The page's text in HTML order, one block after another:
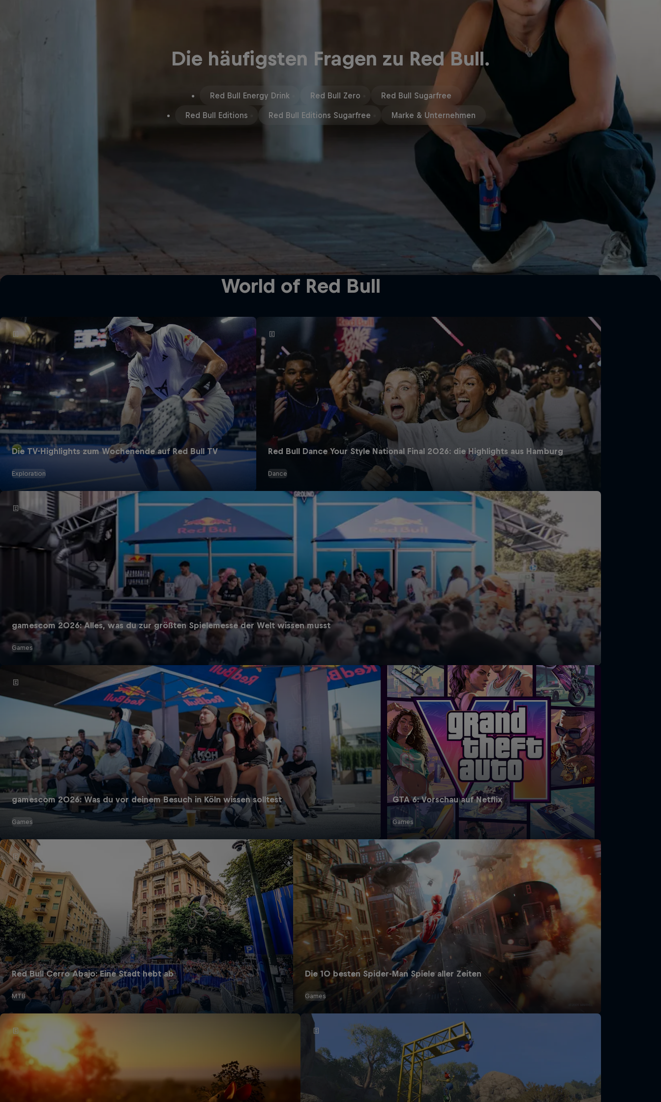
Die häufigsten Fragen zu Red Bull.
Red Bull Energy Drink Red Bull Zero Red Bull Sugarfree
Red Bull Editions Red Bull Editions Sugarfree Marke & Unternehmen
World of Red Bull
Die TV-Highlights zum Wochenende auf Red Bull TV
Exploration
Red Bull Dance Your Style National Final 2026: die Highlights aus Hamburg
Dance
gamescom 2026: Alles, was du zur größten Spielemesse der Welt wissen musst
Games
gamescom 2026: Was du vor deinem Besuch in Köln wissen solltest
Games
GTA 6: Vorschau auf Netflix
Games
Red Bull Cerro Abajo: Eine Stadt hebt ab
MTB
Die 10 besten Spider-Man Spiele aller Zeiten
Games